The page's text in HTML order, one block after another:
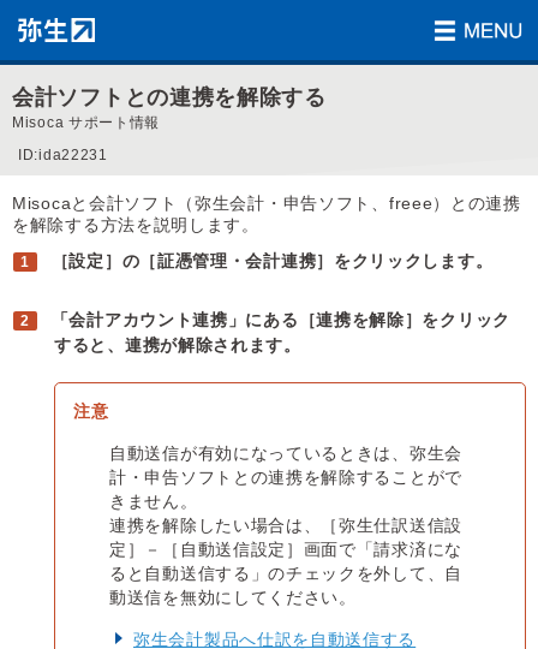
会計ソフトとの連携を解除する
Misoca サポート情報
ID:ida22231
Misocaと会計ソフト（弥生会計・申告ソフト、freee）との連携
を解除する方法を説明します。
［設定］の［証憑管理・会計連携］をクリックします。
「会計アカウント連携」にある［連携を解除］をクリック
すると、連携が解除されます。
自動送信が有効になっているときは、弥生会
計・申告ソフトとの連携を解除することがで
きません。
連携を解除したい場合は、［弥生仕訳送信設
定］－［自動送信設定］画面で「請求済にな
ると自動送信する」のチェックを外して、自
動送信を無効にしてください。
弥生会計製品へ仕訳を自動送信する